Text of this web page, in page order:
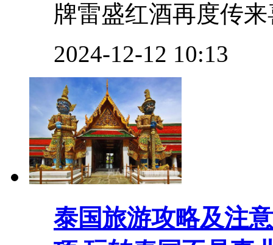
牌雷盛红酒再度传
2024-12-12 10:13
泰国旅游攻略及注